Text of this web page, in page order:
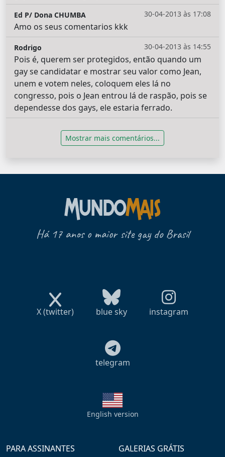
30-04-2013 às 17:08
Ed P/ Dona CHUMBA
Amo os seus comentarios kkk
30-04-2013 às 14:55
Rodrigo
Pois é, querem ser protegidos, então quando um
gay se candidatar e mostrar seu valor como Jean,
unem e votem neles, coloquem eles lá no
congresso, pois o Jean entrou lá de raspão, pois se
dependesse dos gays, ele estaria ferrado.
Mostrar mais comentários...
Há 17 anos o maior site gay do Brasil
X (twitter) blue sky instagram
telegram
English version
PARA ASSINANTES
GALERIAS GRÁTIS